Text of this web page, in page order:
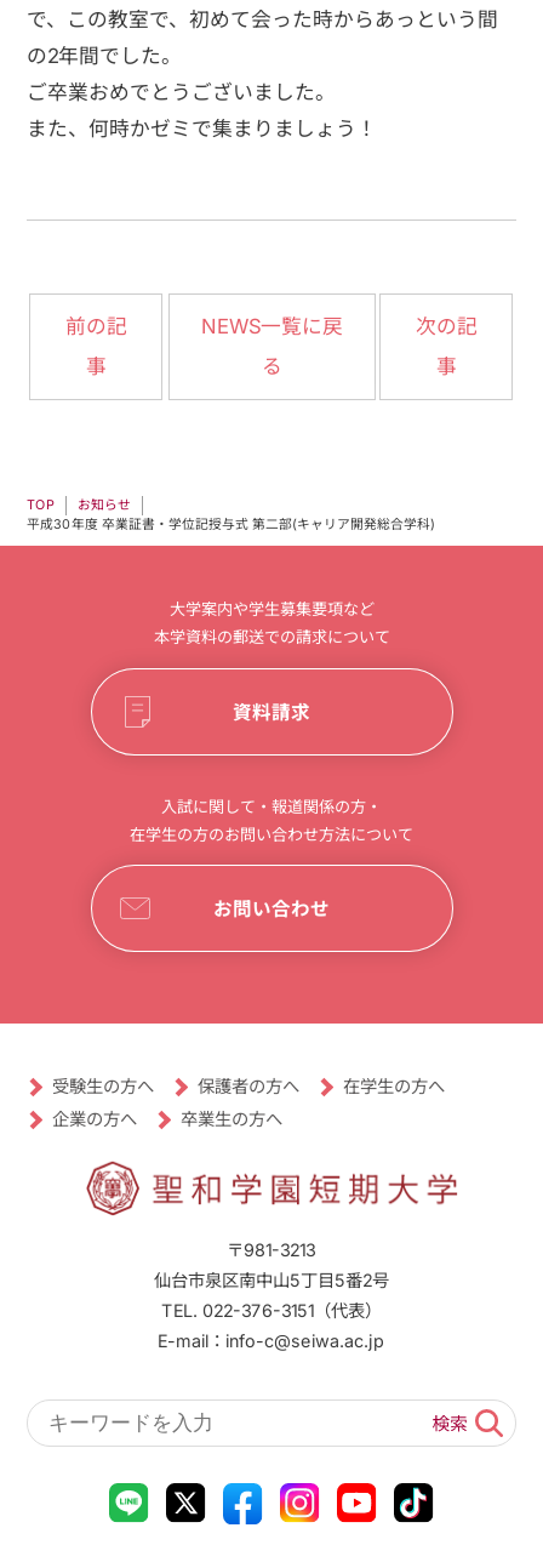
で、この教室で、初めて会った時からあっという間
の2年間でした。
ご卒業おめでとうございました。
また、何時かゼミで集まりましょう！
前の記
事
NEWS一覧に戻
る
次の記
事
TOP お知らせ
平成30年度 卒業証書・学位記授与式 第二部(キャリア開発総合学科)
大学案内や学生募集要項など
本学資料の郵送での請求について
資料請求
入試に関して・報道関係の方・
在学生の方のお問い合わせ方法について
お問い合わせ
〒981-3213
仙台市泉区南中山5丁目5番2号
TEL. 022-376-3151（代表）
E-mail：info-c@seiwa.ac.jp
受験生の方へ 保護者の方へ 在学生の方へ
企業の方へ 卒業生の方へ